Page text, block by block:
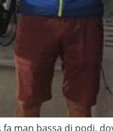
man bassa di podi,